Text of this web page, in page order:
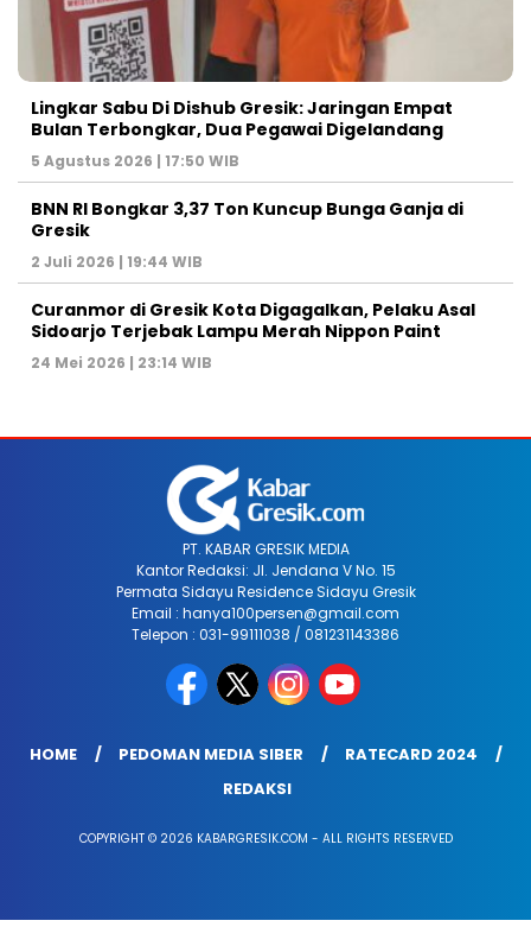
Lingkar Sabu Di Dishub Gresik: Jaringan Empat
Bulan Terbongkar, Dua Pegawai Digelandang
5 Agustus 2026 | 17:50 WIB
BNN RI Bongkar 3,37 Ton Kuncup Bunga Ganja di
Gresik
2 Juli 2026 | 19:44 WIB
Curanmor di Gresik Kota Digagalkan, Pelaku Asal
Sidoarjo Terjebak Lampu Merah Nippon Paint
24 Mei 2026 | 23:14 WIB
PT. KABAR GRESIK MEDIA
Kantor Redaksi: Jl. Jendana V No. 15
Permata Sidayu Residence Sidayu Gresik
Email : hanya100persen@gmail.com
Telepon : 031-99111038 / 081231143386
HOME PEDOMAN MEDIA SIBER
RATECARD 2024
REDAKSI
COPYRIGHT © 2026 KABARGRESIK.COM - ALL RIGHTS RESERVED